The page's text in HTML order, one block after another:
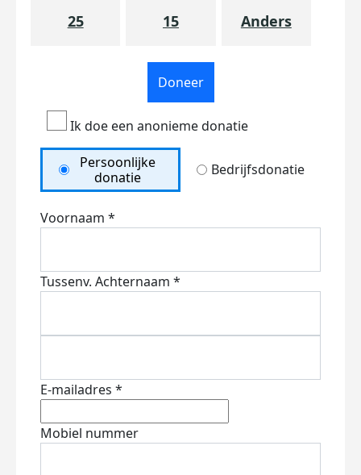
25 15 Anders
Doneer
Ik doe een anonieme donatie
Persoonlijke
donatie
Bedrijfsdonatie
Voornaam *
Tussenv. Achternaam *
E-mailadres *
Mobiel nummer